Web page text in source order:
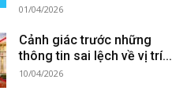
01/04/2026
Cảnh giác trước những
thông tin sai lệch về vị trí...
10/04/2026